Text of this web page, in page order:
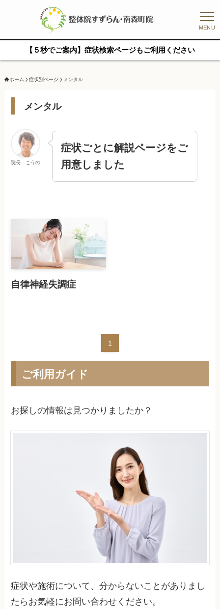
MENU
【５秒でご案内】症状検索ページもご利用ください
ホーム 症状別ページ メンタル
メンタル
院長：こうの
症状ごとに解説ページをご
用意しました
自律神経失調症
1
ご利用ガイド
お探しの情報は見つかりましたか？
症状や施術について、分からないことがありまし
たらお気軽にお問い合わせください。